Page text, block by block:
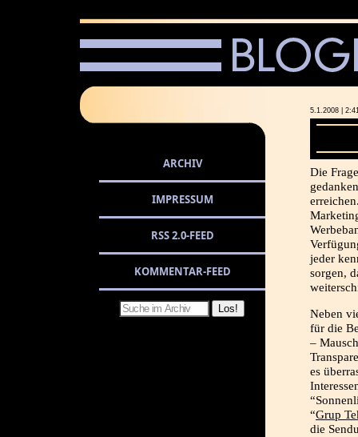
5.1.2008 |
Die
jeder
sorgen,
Neben
für die
–
es
“Grup
die
ARCHIV
IMPRESSUM
RSS 2.0-FEED
KOMMENTAR-FEED